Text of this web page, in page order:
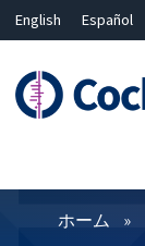
English Español
フィルタ
ホーム